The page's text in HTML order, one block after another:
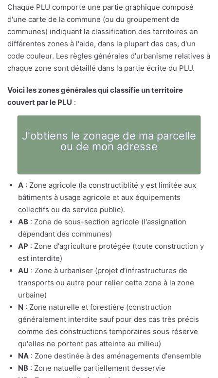
Chaque PLU comporte une partie graphique composé
d'une carte de la commune (ou du groupement de
communes) indiquant la classification des territoires en
différentes zones à l'aide, dans la plupart des cas, d'un
code couleur. Les règles générales d'urbanisme relatives à
chaque zone sont détaillé dans la partie écrite du PLU.
Voici les zones générales qui classifie un territoire
couvert par le PLU :
J'obtiens le zonage de ma parcelle
ou de mon adresse
A : Zone agricole (la constructiblité y est limitée aux
bâtiments à usage agricole et aux équipements
collectifs ou de service public).
AB : Zone de sous-section agricole (l'assignation
dépendant des communes)
AP : Zone d'agriculture protégée (toute construction y
est interdite)
AU : Zone à urbaniser (projet d'infrastructures de
transports ou autre pour relier cette zone à la zone
urbaine)
N : Zone naturelle et forestière (construction
généralement interdite sauf pour des cas très précis
comme des constructions temporaires sous réserve
qu'elles ne portent pas atteinte au milieu)
NA : Zone destinée à des aménagements d'ensemble
NB : Zone natuelle partiellement desservie